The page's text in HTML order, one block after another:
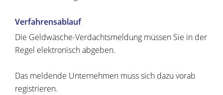
Verfahrensablauf
Die Geldwäsche-Verdachtsmeldung müssen Sie in der
Regel elektronisch abgeben.
Das meldende Unternehmen muss sich dazu vorab
registrieren.